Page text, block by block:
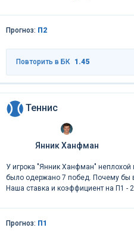
Прогноз: П2
Повторить в БК 1.45
Теннис
Янник Ханфман
У игрока "Янник Ханфман" неплохой
было одержано 7 побед. Почему бы
Наша ставка и коэффициент на П1 -
Прогноз: П1